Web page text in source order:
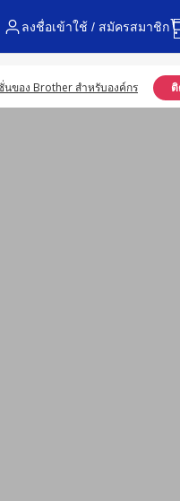
ลงชื่อเข้าใช้ / สมัครสมาชิก
นของ Brother สำหรับองค์กร